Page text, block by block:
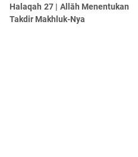
Halaqah 27 | Allāh Menentukan
Takdir Makhluk-Nya